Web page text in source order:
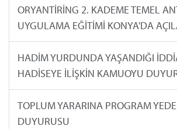
ORYANTİRİNG 2. KADEME TEMEL
UYGULAMA EĞİTİMİ KONYA'DA
HADİM YURDUNDA YAŞANDIĞI
HADİSEYE İLİŞKİN KAMUOYU
TOPLUM YARARINA PROGRAM
DUYURUSU